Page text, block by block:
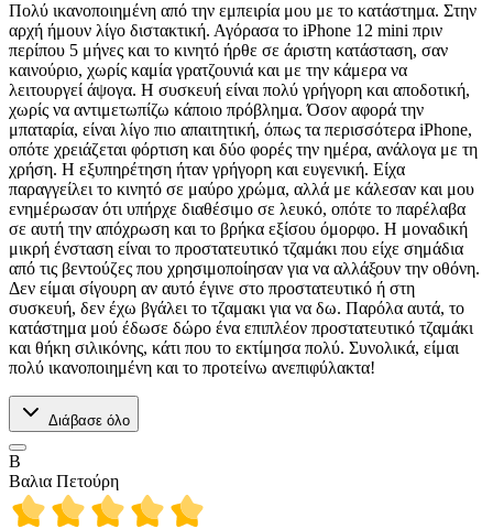
Πολύ ικανοποιημένη από την εμπειρία μου με το κατάστημα. Στην
αρχή ήμουν λίγο διστακτική. Αγόρασα το iPhone 12 mini πριν
περίπου 5 μήνες και το κινητό ήρθε σε άριστη κατάσταση, σαν
καινούριο, χωρίς καμία γρατζουνιά και με την κάμερα να
λειτουργεί άψογα. Η συσκευή είναι πολύ γρήγορη και αποδοτική,
χωρίς να αντιμετωπίζω κάποιο πρόβλημα. Όσον αφορά την
μπαταρία, είναι λίγο πιο απαιτητική, όπως τα περισσότερα iPhone,
οπότε χρειάζεται φόρτιση και δύο φορές την ημέρα, ανάλογα με τη
χρήση. Η εξυπηρέτηση ήταν γρήγορη και ευγενική. Είχα
παραγγείλει το κινητό σε μαύρο χρώμα, αλλά με κάλεσαν και μου
ενημέρωσαν ότι υπήρχε διαθέσιμο σε λευκό, οπότε το παρέλαβα
σε αυτή την απόχρωση και το βρήκα εξίσου όμορφο. Η μοναδική
μικρή ένσταση είναι το προστατευτικό τζαμάκι που είχε σημάδια
από τις βεντούζες που χρησιμοποίησαν για να αλλάξουν την οθόνη.
Δεν είμαι σίγουρη αν αυτό έγινε στο προστατευτικό ή στη
συσκευή, δεν έχω βγάλει το τζαμακι για να δω. Παρόλα αυτά, το
κατάστημα μού έδωσε δώρο ένα επιπλέον προστατευτικό τζαμάκι
και θήκη σιλικόνης, κάτι που το εκτίμησα πολύ. Συνολικά, είμαι
πολύ ικανοποιημένη και το προτείνω ανεπιφύλακτα!
Διάβασε όλο
Β
Βαλια Πετούρη